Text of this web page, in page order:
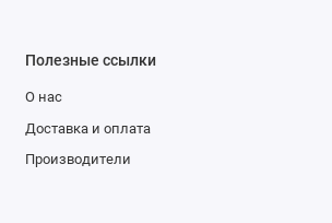
Полезные ссылки
О нас
Доставка и оплата
Производители